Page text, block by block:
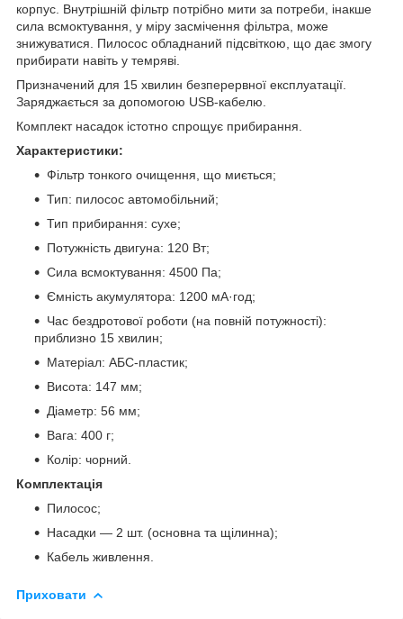
корпус. Внутрішній фільтр потрібно мити за потреби, інакше
сила всмоктування, у міру засмічення фільтра, може
знижуватися. Пилосос обладнаний підсвіткою, що дає змогу
прибирати навіть у темряві.
Призначений для 15 хвилин безперервної експлуатації.
Заряджається за допомогою USB-кабелю.
Комплект насадок істотно спрощує прибирання.
Характеристики:
Фільтр тонкого очищення, що миється;
Тип: пилосос автомобільний;
Тип прибирання: сухе;
Потужність двигуна: 120 Вт;
Сила всмоктування: 4500 Па;
Ємність акумулятора: 1200 мА·год;
Час бездротової роботи (на повній потужності):
приблизно 15 хвилин;
Матеріал: АБС-пластик;
Висота: 147 мм;
Діаметр: 56 мм;
Вага: 400 г;
Колір: чорний.
Комплектація
Пилосос;
Насадки — 2 шт. (основна та щілинна);
Кабель живлення.
Приховати